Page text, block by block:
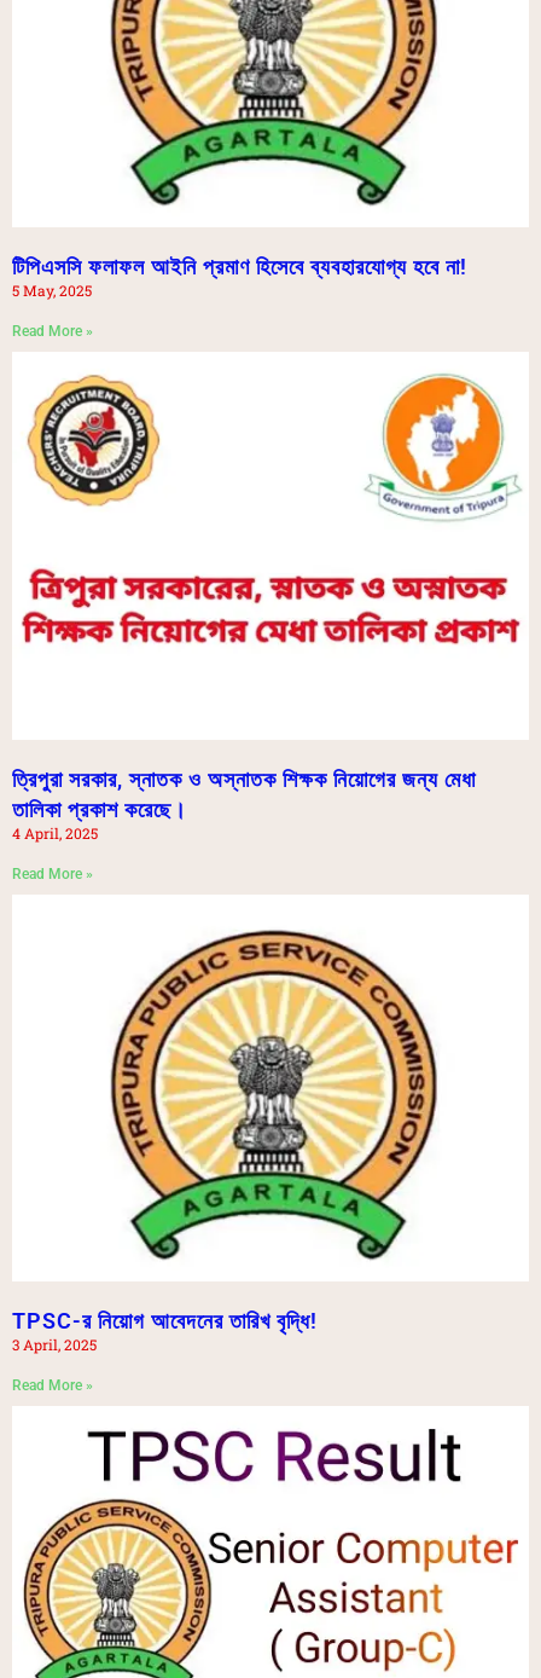
টিপিএসসি ফলাফল আইনি প্রমাণ হিসেবে ব্যবহারযোগ্য হবে না!
5 May, 2025
Read More »
ত্রিপুরা সরকার, স্নাতক ও অস্নাতক শিক্ষক নিয়োগের জন্য মেধা
তালিকা প্রকাশ করেছে।
4 April, 2025
Read More »
TPSC-র নিয়োগ আবেদনের তারিখ বৃদ্ধি!
3 April, 2025
Read More »